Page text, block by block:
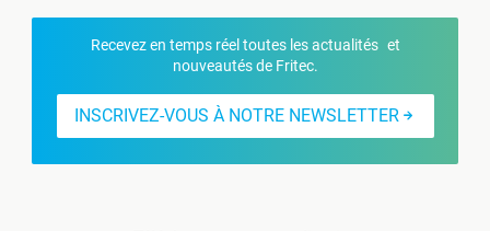
Recevez en temps réel toutes les actualités et
nouveautés de Fritec.
INSCRIVEZ-VOUS À NOTRE NEWSLETTER